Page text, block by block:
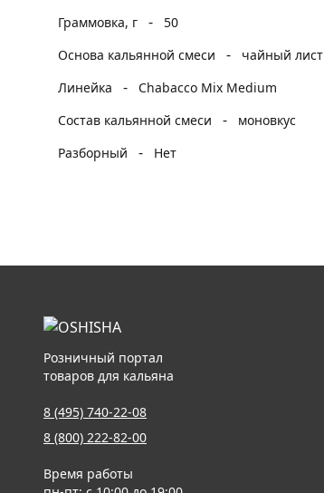
Граммовка, г
-
50
Основа кальянной смеси
-
чайный лист
Линейка
-
Chabacco Mix Medium
Состав кальянной смеси
-
моновкус
Разборный
- Нет
Розничный портал
товаров для кальяна
8 (495) 740-22-08
8 (800) 222-82-00
Время работы